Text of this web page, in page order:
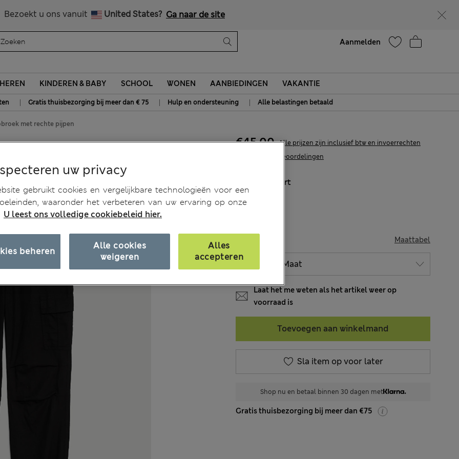
Bezoekt u ons vanuit United States? Ga naar de site
Aanmelden
HEREN KINDEREN & BABY SCHOOL WONEN AANBIEDINGEN VAKANTIE
| Gratis thuisbezorging bij meer dan € 75 | Hulp en ondersteuning | Alle belastingen betaald
met rechte pijpen
93 Beoordelingen
€45,00 Alle prijzen zijn inclusief btw en invoerrechten
Zwart
Maattabel
Laat het me weten als het artikel weer op
voorraad is
Toevoegen aan winkelmand
Sla item op voor later
Shop nu en betaal binnen 30 dagen met
Gratis thuisbezorging bij meer dan €75
uw privacy
gebruikt cookies en vergelijkbare technologieën voor een
waaronder het verbeteren van uw ervaring op onze
U leest ons volledige cookiebeleid hier.
Alle cookies
weigeren
Alles
accepteren
beheren